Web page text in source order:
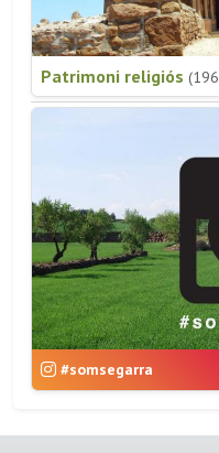
Patrimoni religiós (196
#somsegarra